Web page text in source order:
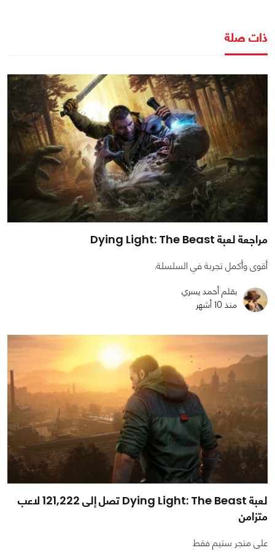
ذات صلة
مراجعة لعبة Dying Light: The Beast
أقوى وأكمل تجربة في السلسلة.
بقلم أحمد يسري
منذ 10 أشهر
لعبة Dying Light: The Beast تصل إلى 121,222 لاعب
متزامن
على متجر ستيم فقط